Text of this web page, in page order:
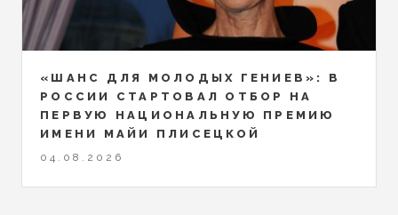
«ШАНС ДЛЯ МОЛОДЫХ ГЕНИЕВ»: В
РОССИИ СТАРТОВАЛ ОТБОР НА
ПЕРВУЮ НАЦИОНАЛЬНУЮ ПРЕМИЮ
ИМЕНИ МАЙИ ПЛИСЕЦКОЙ
04.08.2026